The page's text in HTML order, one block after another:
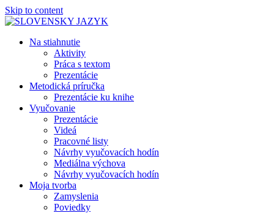
Skip to content
Na stiahnutie
Aktivity
Práca s textom
Prezentácie
Metodická príručka
Prezentácie ku knihe
Vyučovanie
Prezentácie
Videá
Pracovné listy
Návrhy vyučovacích hodín
Mediálna výchova
Návrhy vyučovacích hodín
Moja tvorba
Zamyslenia
Poviedky